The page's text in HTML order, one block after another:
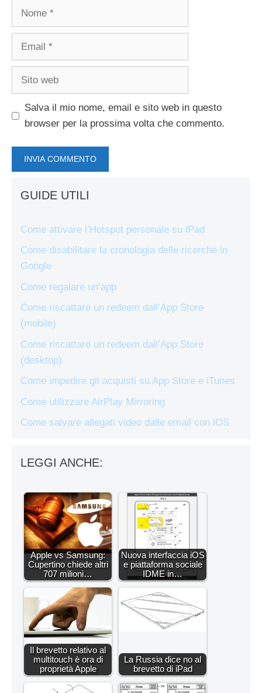
Nome
Email
Sito
Salva il mio nome, email e sito web in questo
browser per la prossima volta che commento.
GUIDE UTILI
Come attivare l’Hotspot personale su iPad
Come disabilitare la cronologia delle ricerche in
Google
Come regalare un’app
Come riscattare un redeem dall’App Store
(mobile)
Come riscattare un redeem dall’App Store
(desktop)
Come impedire gli acquisti su App Store e iTunes
Come utilizzare AirPlay Mirroring
Come salvare allegati video dalle email con iOS
LEGGI ANCHE:
Apple vs Samsung:
Cupertino chiede altri
707 milioni…
Nuova interfaccia iOS
e piattaforma sociale
IDME in…
Il brevetto relativo al
multitouch è ora di
proprietà Apple
La Russia dice no al
brevetto di iPad